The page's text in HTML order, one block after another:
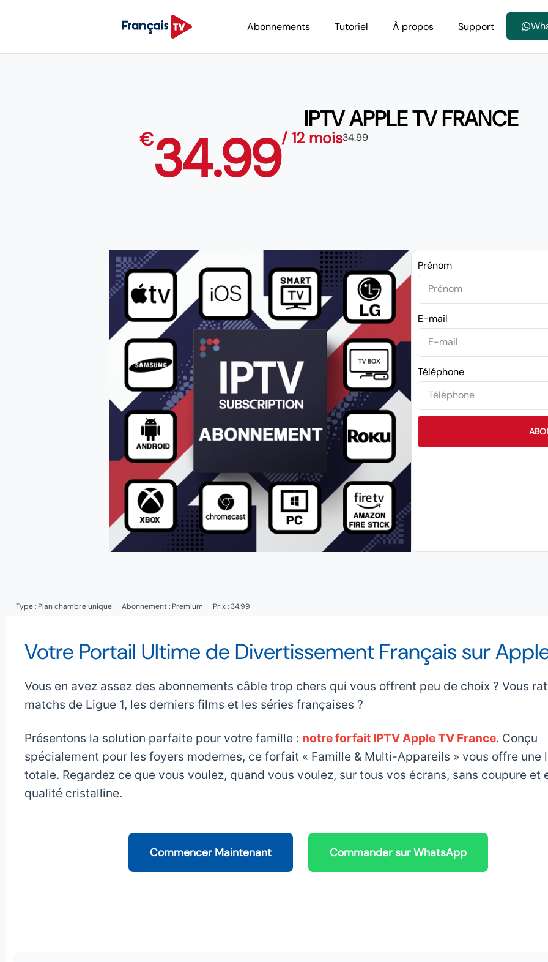
Abonnements Tutoriel À propos Support
IPTV APPLE TV FRANCE
€34.99/ 12 mois34.99
Prénom
E-mail
Téléphone
Type : Plan chambre unique Abonnement : Premium Prix : 34.99
Votre Portail Ultime de Divertissement Français sur
Vous en avez assez des abonnements câble trop chers qui vous offrent peu de choix ? Vous
matchs de Ligue 1, les derniers films et les séries françaises ?
Présentons la solution parfaite pour votre famille : notre forfait IPTV Apple TV France. Conçu
spécialement pour les foyers modernes, ce forfait « Famille & Multi-Appareils » vous offre une
totale. Regardez ce que vous voulez, quand vous voulez, sur tous vos écrans, sans coupure et
qualité cristalline.
Commencer Maintenant Commander sur WhatsApp